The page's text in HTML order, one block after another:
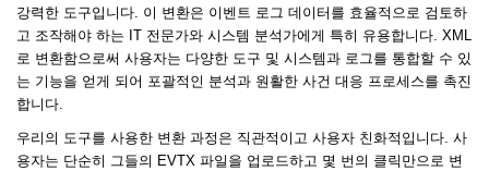
강력한 도구입니다. 이 변환은 이벤트 로그 데이터를 효율적으로 검토하
고 조작해야 하는 IT 전문가와 시스템 분석가에게 특히 유용합니다. XML
로 변환함으로써 사용자는 다양한 도구 및 시스템과 로그를 통합할 수 있
는 기능을 얻게 되어 포괄적인 분석과 원활한 사건 대응 프로세스를 촉진
합니다.
우리의 도구를 사용한 변환 과정은 직관적이고 사용자 친화적입니다. 사
용자는 단순히 그들의 EVTX 파일을 업로드하고 몇 번의 클릭만으로 변